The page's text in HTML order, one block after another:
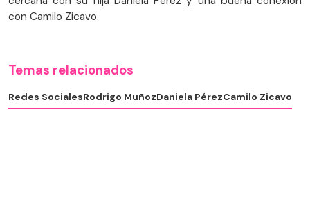
con Camilo Zicavo.
Temas relacionados
Redes SocialesRodrigo MuñozDaniela PérezCamilo Zicavo